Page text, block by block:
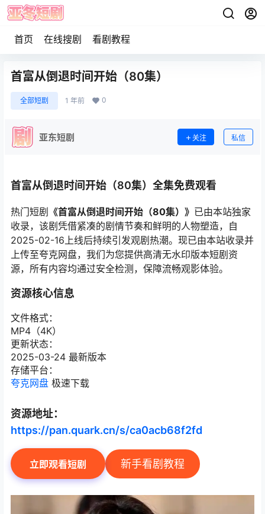
首页 在线搜剧 看剧教程
首富从倒退时间开始（80集）
全部短剧 1 年前 0
亚东短剧 关注 私信
首富从倒退时间开始（80集）全集免费观看
热门短剧 《首富从倒退时间开始（80集）》 已由本站独家
收录，该剧凭借紧凑的剧情节奏和鲜明的人物塑造，自
2025-02-16上线后持续引发观剧热潮。现已由本站收录并
上传至夸克网盘，我们为您提供高清无水印版本短剧资
源，所有内容均通过安全检测，保障流畅观影体验。
资源核心信息
文件格式：
MP4（4K）
更新状态：
2025-03-24 最新版本
存储平台：
夸克网盘 极速下载
资源地址：
https://pan.quark.cn/s/ca0acb68f2fd
立即观看短剧 新手看剧教程